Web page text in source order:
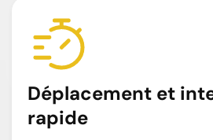
Déplacement et
rapide